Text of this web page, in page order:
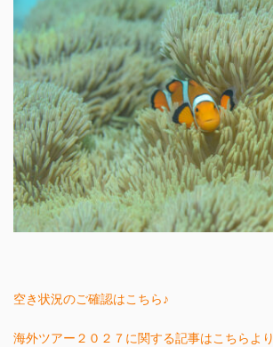
空き状況のご確認はこちら♪
海外ツアー２０２７に関する記事はこちらより